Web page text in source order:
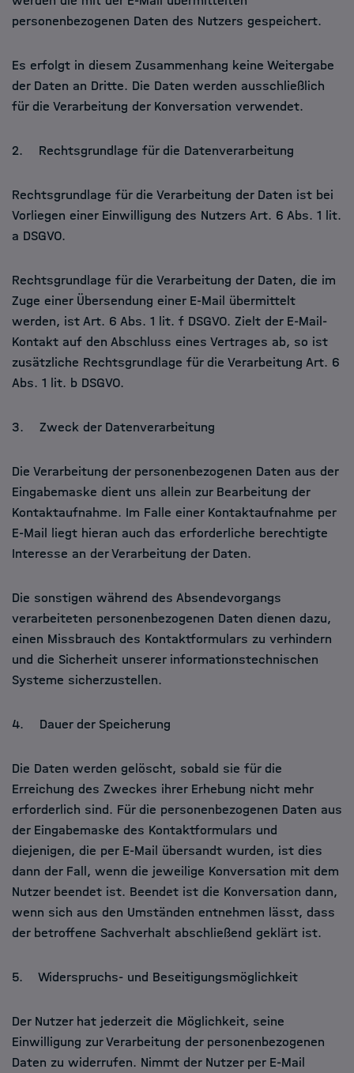
personenbezogenen Daten des Nutzers gespeichert.
Es erfolgt in diesem Zusammenhang keine Weitergabe
der Daten an Dritte. Die Daten werden ausschließlich
für die Verarbeitung der Konversation verwendet.
2. Rechtsgrundlage für die Datenverarbeitung
Rechtsgrundlage für die Verarbeitung der Daten ist bei
Vorliegen einer Einwilligung des Nutzers Art. 6 Abs. 1 lit.
a DSGVO.
Rechtsgrundlage für die Verarbeitung der Daten, die im
Zuge einer Übersendung einer E-Mail übermittelt
werden, ist Art. 6 Abs. 1 lit. f DSGVO. Zielt der E-Mail-
Kontakt auf den Abschluss eines Vertrages ab, so ist
zusätzliche Rechtsgrundlage für die Verarbeitung Art. 6
Abs. 1 lit. b DSGVO.
3. Zweck der Datenverarbeitung
Die Verarbeitung der personenbezogenen Daten aus der
Eingabemaske dient uns allein zur Bearbeitung der
Kontaktaufnahme. Im Falle einer Kontaktaufnahme per
E-Mail liegt hieran auch das erforderliche berechtigte
Interesse an der Verarbeitung der Daten.
Die sonstigen während des Absendevorgangs
verarbeiteten personenbezogenen Daten dienen dazu,
einen Missbrauch des Kontaktformulars zu verhindern
und die Sicherheit unserer informationstechnischen
Systeme sicherzustellen.
4. Dauer der Speicherung
Die Daten werden gelöscht, sobald sie für die
Erreichung des Zweckes ihrer Erhebung nicht mehr
erforderlich sind. Für die personenbezogenen Daten aus
der Eingabemaske des Kontaktformulars und
diejenigen, die per E-Mail übersandt wurden, ist dies
dann der Fall, wenn die jeweilige Konversation mit dem
Nutzer beendet ist. Beendet ist die Konversation dann,
wenn sich aus den Umständen entnehmen lässt, dass
der betroffene Sachverhalt abschließend geklärt ist.
5. Widerspruchs- und Beseitigungsmöglichkeit
Der Nutzer hat jederzeit die Möglichkeit, seine
Einwilligung zur Verarbeitung der personenbezogenen
Daten zu widerrufen. Nimmt der Nutzer per E-Mail